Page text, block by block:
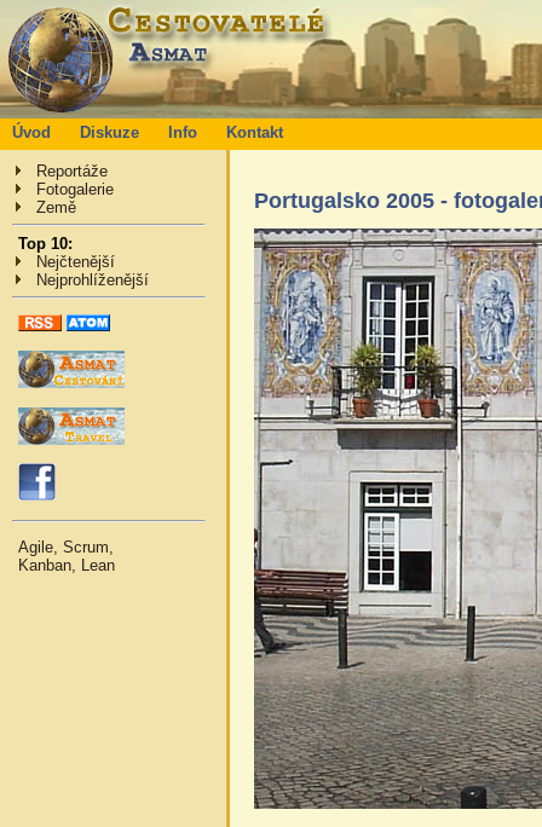
Úvod Diskuze Info Kontakt
Reportáže
Fotogalerie
Země
Top 10:
Nejčtenější
Nejprohlíženější
Agile, Scrum,
Kanban, Lean
Portugalsko 2005 -